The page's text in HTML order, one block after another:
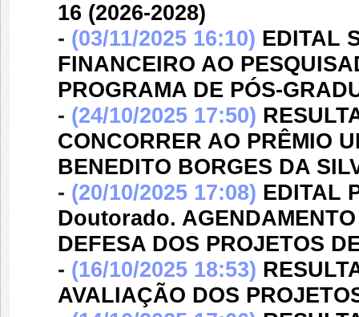
16 (2026-2028)
- (03/11/2025 16:10) EDITAL
FINANCEIRO AO
PROGRAMA DE PÓS-
- (24/10/2025 17:50)
CONCORRER AO PRÊMIO
BENEDITO BORGES DA
- (20/10/2025 17:08) EDITAL
Doutorado.
DEFESA DOS PROJETOS
- (16/10/2025 18:53)
AVALIAÇÃO DOS